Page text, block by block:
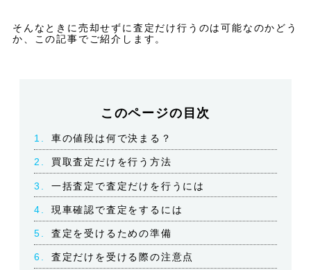
そんなときに売却せずに査定だけ行うのは可能なのかどう
か、この記事でご紹介します。
このページの目次
1. 車の値段は何で決まる？
2. 買取査定だけを行う方法
3. 一括査定で査定だけを行うには
4. 現車確認で査定をするには
5. 査定を受けるための準備
6. 査定だけを受ける際の注意点